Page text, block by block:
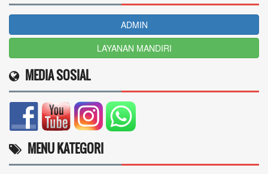
ADMIN
LAYANAN MANDIRI
MEDIA SOSIAL
MENU KATEGORI